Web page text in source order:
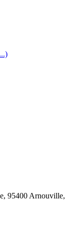
95400 Arnouville,